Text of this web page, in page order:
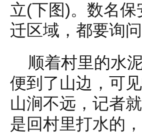
立(下图)。数名
迁区域，都要询问
顺着村里的水
便到了山边，可
山涧不远，记者
是回村里打水的